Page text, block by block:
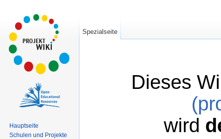
Dieses
wird
Spezialseite
Hauptseite
Schulen und Projekte